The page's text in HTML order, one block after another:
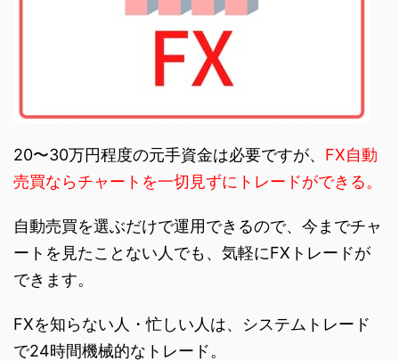
20〜30万円程度の元手資金は必要ですが、 FX自動
売買ならチャートを一切見ずにトレードができる。
自動売買を選ぶだけで運用できるので、今までチャ
ートを見たことない人でも、気軽にFXトレードが
できます。
FXを知らない人・忙しい人は、システムトレード
で24時間機械的なトレード。